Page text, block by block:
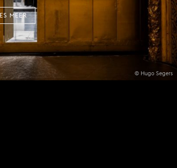
© Hugo Segers
MEER